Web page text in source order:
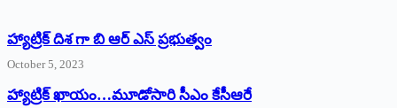
హ్యాట్రిక్ దిశ గా బి ఆర్ ఎస్ ప్రభుత్వం
October 5, 2023
హ్యాట్రిక్‌ ‌ఖాయం…మూడోసారి సీఎం కేసీఆరే